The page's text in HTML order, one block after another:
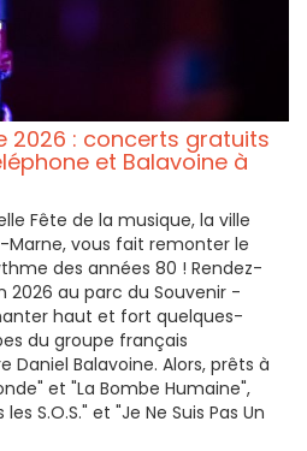
2026 : concerts gratuits
et Balavoine à
Fête de la musique, la ville
Marne, vous fait remonter le
des années 80 ! Rendez-
2026 au parc du Souvenir -
haut et fort quelques-
du groupe français
Daniel Balavoine. Alors, prêts à
et "La Bombe Humaine",
S.O.S." et "Je Ne Suis Pas Un